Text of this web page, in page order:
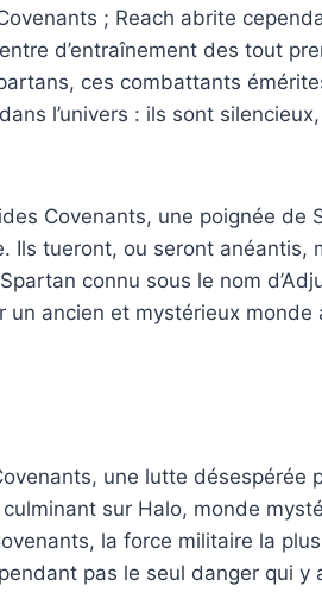
; Reach abrite
d’entraînement des tout
ces combattants
l’univers : ils sont
Covenants, une poignée de
Ils tueront, ou seront anéantis,
connu sous le nom
un ancien et mystérieux monde
une lutte désespérée
sur Halo, monde
la force militaire la plus
pas le seul danger qui y